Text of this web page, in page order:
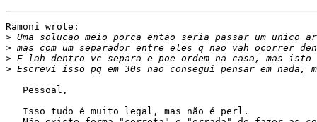
Ramoni wrote:
>
>
>
>
   Pessoal,
   Isso tudo é muito legal, mas não é perl.